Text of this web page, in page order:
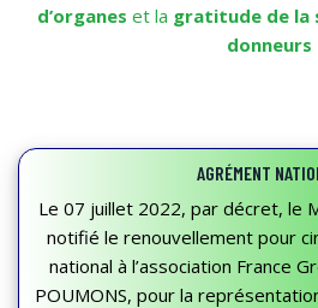
d’organes et la gratitude de la
donneurs
AGRÉMENT
Le 07 juillet 2022, par décret, le
notifié le renouvellement pour
national à l’association France
POUMONS, pour la